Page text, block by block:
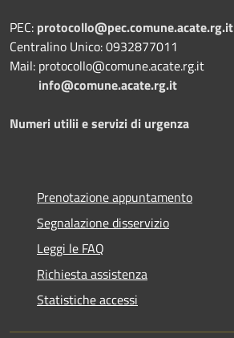
PEC: protocollo@pec.comune.acate.rg.it
Centralino Unico: 0932877011
Mail: protocollo@comune.acate.rg.it
info@comune.acate.rg.it
Numeri utilii e servizi di urgenza
Prenotazione appuntamento
Segnalazione disservizio
Leggi le FAQ
Richiesta assistenza
Statistiche accessi